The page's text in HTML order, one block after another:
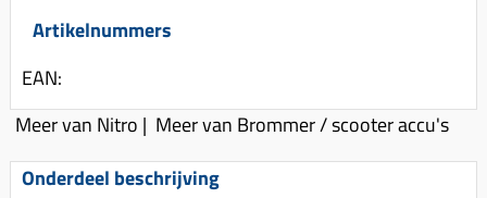
Koppeling trekveer
Ketting / tandwiel
Artikelnummers
EAN:
Meer van Nitro | Meer van Brommer / scooter accu's
Onderdeel beschrijving